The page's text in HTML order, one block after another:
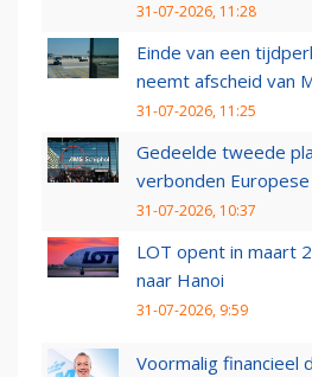
31-07-2026, 11:28
Einde van een
neemt afscheid van
31-07-2026, 11:25
Gedeelde tweede
verbonden
31-07-2026, 10:37
LOT opent in maart
naar Hanoi
31-07-2026, 9:59
Voormalig financieel